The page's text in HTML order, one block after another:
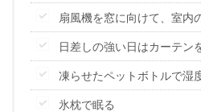
扇風機を窓に向けて、室内
日差しの強い日はカーテン
凍らせたペットボトルで湿
氷枕で眠る